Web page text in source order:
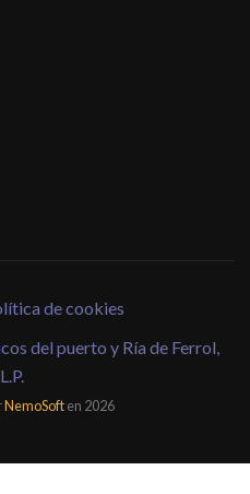
de cookies
del puerto y Ría de Ferrol,
NemoSoften 2026